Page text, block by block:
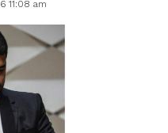
11:08 am